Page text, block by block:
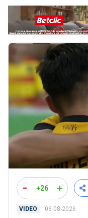
- +26 +
VIDEO 06-08-2026